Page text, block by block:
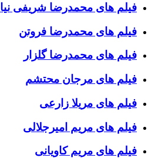
فیلم های محمدرضا شریفی نیا
فیلم های محمدرضا فروتن
فیلم های محمدرضا گلزار
فیلم های مرجان محتشم
فیلم های مریلا زارعی
فیلم های مریم امیرجلالی
فیلم های مریم کاویانی